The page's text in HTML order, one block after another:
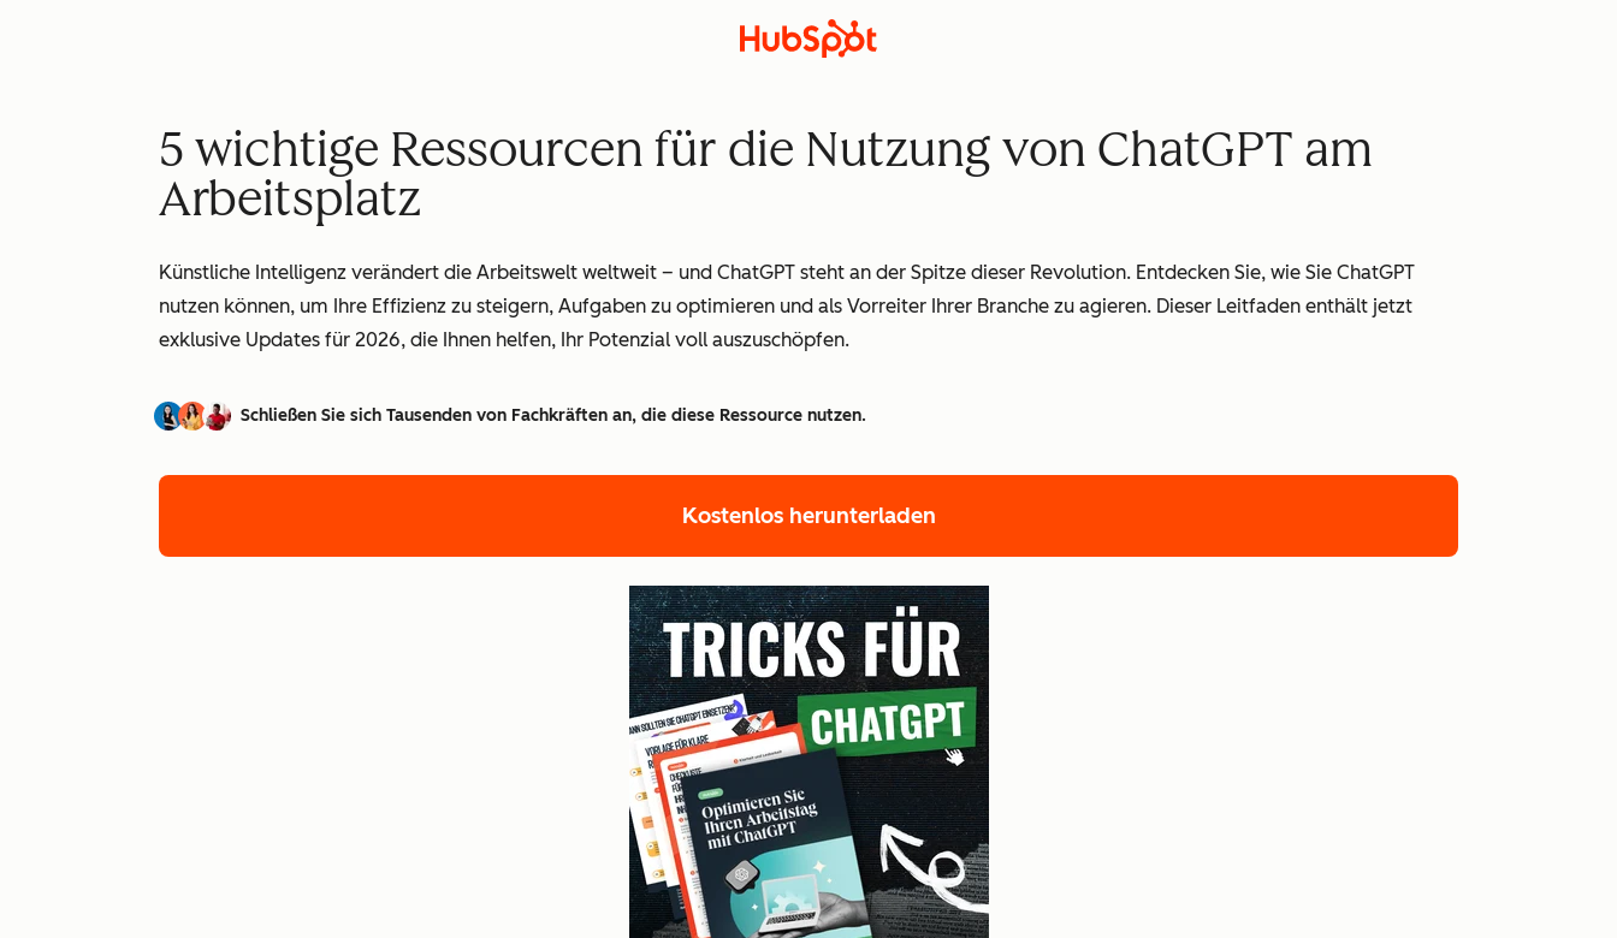
5 wichtige Ressourcen für die Nutzung von ChatGPT am
Arbeitsplatz
Künstliche Intelligenz verändert die Arbeitswelt weltweit – und ChatGPT steht an der Spitze dieser Revolution. Entdecken Sie, wie Sie ChatGPT
nutzen können, um Ihre Effizienz zu steigern, Aufgaben zu optimieren und als Vorreiter Ihrer Branche zu agieren. Dieser Leitfaden enthält jetzt
exklusive Updates für 2026, die Ihnen helfen, Ihr Potenzial voll auszuschöpfen.
Schließen Sie sich Tausenden von Fachkräften an, die diese Ressource nutzen.
Kostenlos herunterladen